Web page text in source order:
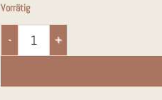
Vorrätig
Postkarte Schulkind, grün/orange